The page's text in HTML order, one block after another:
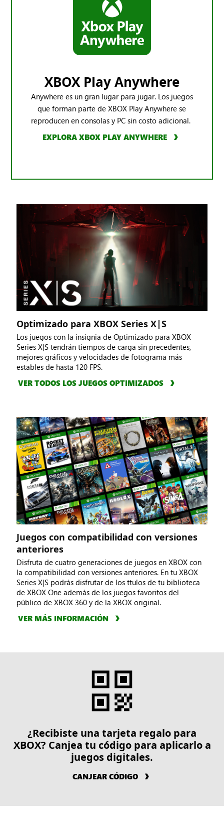
XBOX Play Anywhere
Anywhere es un gran lugar para jugar. Los juegos
que forman parte de XBOX Play Anywhere se
reproducen en consolas y PC sin costo adicional.
EXPLORA XBOX PLAY ANYWHERE
Optimizado para XBOX Series X|S
Los juegos con la insignia de Optimizado para XBOX
Series X|S tendrán tiempos de carga sin precedentes,
mejores gráficos y velocidades de fotograma más
estables de hasta 120 FPS.
VER TODOS LOS JUEGOS OPTIMIZADOS
Juegos con compatibilidad con versiones
anteriores
Disfruta de cuatro generaciones de juegos en XBOX con
la compatibilidad con versiones anteriores. En tu XBOX
Series X|S podrás disfrutar de los ttulos de tu biblioteca
de XBOX One además de los juegos favoritos del
público de XBOX 360 y de la XBOX original.
VER MÁS INFORMACIÓN
¿Recibiste una tarjeta regalo para
XBOX? Canjea tu código para aplicarlo a
juegos digitales.
CANJEAR CÓDIGO